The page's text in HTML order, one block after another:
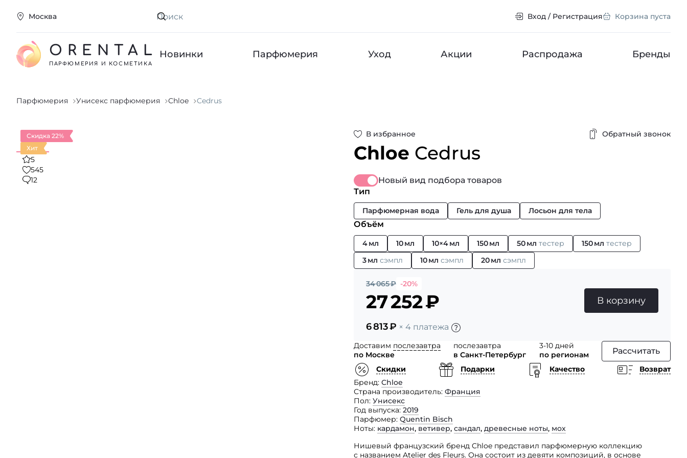
Москва Искать Вход / Регистрация Корзина пуста
ORENTAL
ПАРФЮМЕРИЯ И КОСМЕТИКА
Новинки Парфюмерия Уход Акции Распродажа Бренды
Парфюмерия Унисекс парфюмерия Chloe Cedrus
В избранное Обратный звонок
Chloe Cedrus
Скидка 22%
Хит
5
545
12
Новый вид подбора товаров
Тип
Парфюмерная вода Гель для душа Лосьон для тела
Объём
4 мл 10 мл 10×4 мл 150 мл 50 мл тестер 150 мл тестер
3 мл сэмпл 10 мл сэмпл 20 мл сэмпл
34 065₽ -20%
27 252₽
6 813₽ × 4 платежа
В корзину
Доставим послезавтра
по Москве
послезавтра
в Санкт-Петербург
3-10 дней
по регионам
Рассчитать
Скидки Подарки Качество
Возврат
Бренд Chloe
Страна производитель Франция
Пол Унисекс
Год выпуска 2019
Парфюмер Quentin Bisch
Ноты кардамон, ветивер, сандал, древесные ноты, мох
Нишевый французский бренд Chloe представил парфюмерную коллекцию
с названием Atelier des Fleurs. Она состоит из девяти композиций, в основе